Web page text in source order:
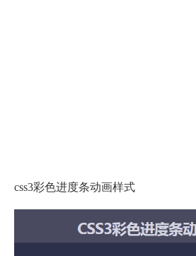
css3彩色进度条动画样式